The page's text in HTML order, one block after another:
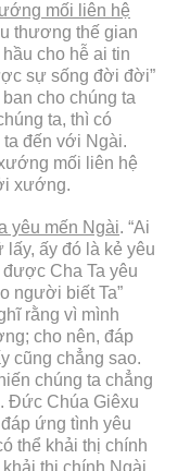
mối liên hệ
thương thế gian
cho hễ ai tin
sự sống đời đời”
cho chúng ta
ta, thì có
đến với Ngài.
mối liên hệ
xướng.
yêu mến Ngài. “Ai
lấy, ấy đó là kẻ yêu
Cha Ta yêu
người biết Ta”
rằng vì mình
cho nên, đáp
cũng chẳng sao.
chúng ta chẳng
Đức Chúa Giêxu
ứng tình yêu
thể khải thị chính